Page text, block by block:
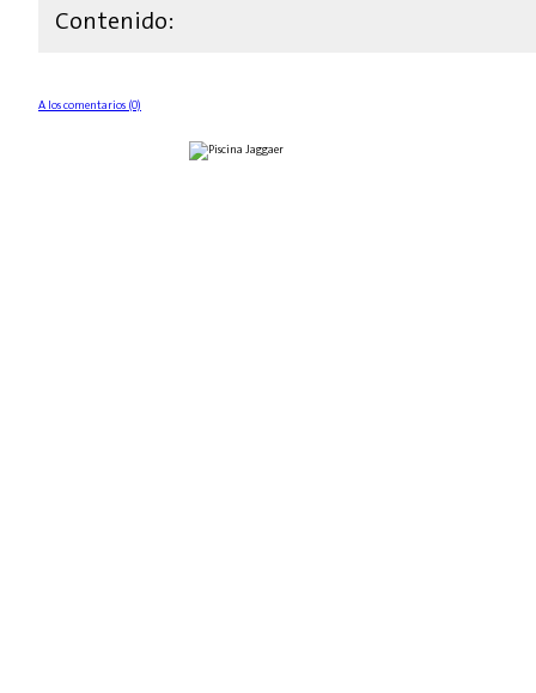
Contenido:
A los comentarios (0)